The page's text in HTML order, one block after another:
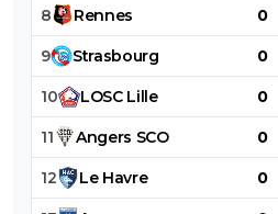
8 Rennes 0
9 Strasbourg 0
10 LOSC Lille 0
11 Angers SCO 0
12 Le Havre 0